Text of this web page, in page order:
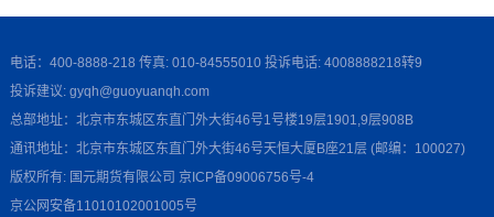
电话：400-8888-218 传真: 010-84555010 投诉电话: 4008888218转9
投诉建议: gyqh@guoyuanqh.com
总部地址：北京市东城区东直门外大街46号1号楼19层1901,9层908B
通讯地址：北京市东城区东直门外大街46号天恒大厦B座21层 (邮编：100027)
版权所有: 国元期货有限公司 京ICP备09006756号-4
京公网安备11010102001005号